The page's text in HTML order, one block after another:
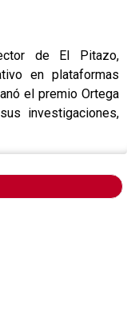
de El Pitazo,
en plataformas
el premio Ortega
investigaciones,
han tenido por parte